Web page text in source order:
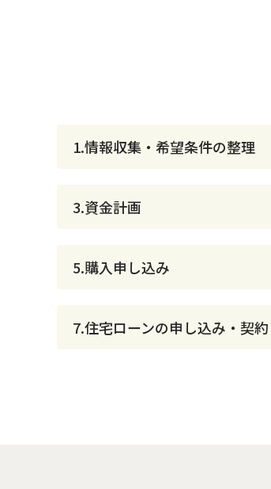
1.情報収集・希望条件の整理
3.資金計画
5.購入申し込み
7.住宅ローンの申し込み・契約